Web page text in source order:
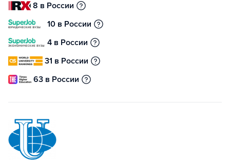
8 в России
10 в России
4 в России
31 в России
63 в России